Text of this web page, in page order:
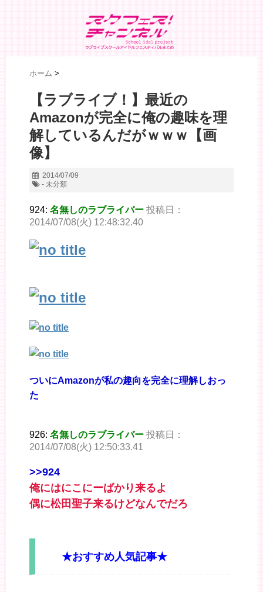
ホーム >
【ラブライブ！】最近の
Amazonが完全に俺の趣味を理
解しているんだがｗｗｗ【画
像】
2014/07/09
- 未分類
924: 名無しのラブライバー 投稿日：
2014/07/08(火) 12:48:32.40
ついにAmazonが私の趣向を完全に理解しおっ
た
926: 名無しのラブライバー 投稿日：
2014/07/08(火) 12:50:33.41
>>924
俺にはにこにーばかり来るよ
偶に松田聖子来るけどなんでだろ
★おすすめ人気記事★